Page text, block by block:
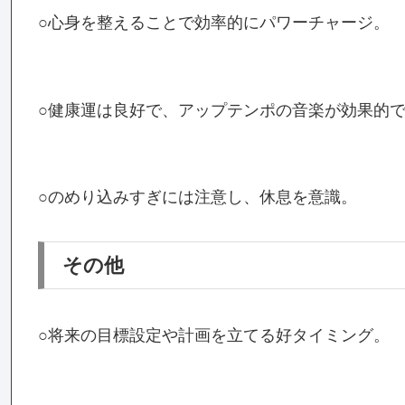
○心身を整えることで効率的にパワーチャージ。
○健康運は良好で、アップテンポの音楽が効果的
○のめり込みすぎには注意し、休息を意識。
その他
○将来の目標設定や計画を立てる好タイミング。